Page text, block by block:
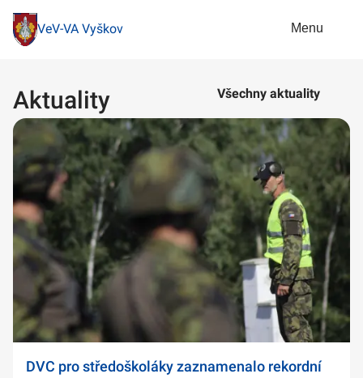
VeV-VA Vyškov Menu
Aktuality Všechny aktuality
DVC pro středoškoláky zaznamenalo rekordní